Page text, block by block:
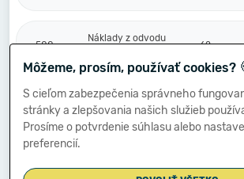
588
Náklady z odvodu
62
589
Náklady z
budúceho odvodu
príjmov
63
Účtové skupiny
Môžeme, prosím, používať cookies?
S cieľom zabezpečenia správneho
stránky a zlepšovania našich služieb
Prosíme o potvrdenie súhlasu alebo
preferencií.